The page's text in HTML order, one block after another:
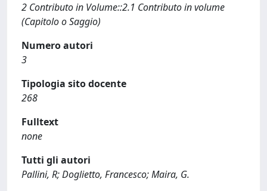
2 Contributo in Volume::2.1 Contributo in volume
(Capitolo o Saggio)
Numero autori
3
Tipologia sito docente
268
Fulltext
none
Tutti gli autori
Pallini, R; Doglietto, Francesco; Maira, G.